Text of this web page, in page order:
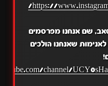
https://
שם אנחנו מפרסמים
שאנחנו הולכים
channel/